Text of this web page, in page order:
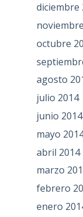
diciembre
octubre
agosto
julio 2014
junio 2014
mayo
abril 2014
marzo
febrero
enero